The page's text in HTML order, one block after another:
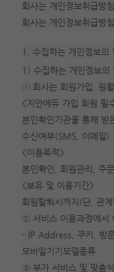
회사는 개인정보취급방
회사는 개인정보취급방
1. 수집하는 개인정보의
1) 수집하는 개인정보의
① 회사는 회원가입, 원
<지안에듀 가입 회원 필
본인확인기관을 통해
수신여부(SMS, 이메일)
<이용목적>
본인확인, 회원관리, 주
<보유 및 이용기간>
회원탈퇴시까지(단, 관
② 서비스 이용과정에서
- IP Address, 쿠키, 방
모바일기기모델종류
③ 부가 서비스 및 맞춤